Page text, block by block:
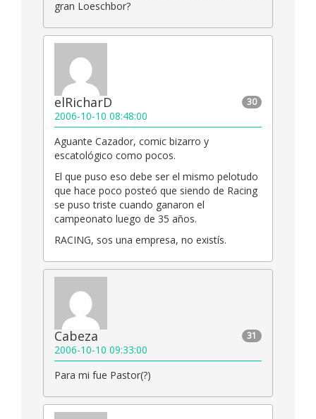
gran Loeschbor?
30
elRicharD
2006-10-10 08:48:00
Aguante Cazador, comic bizarro y
escatológico como pocos.
El que puso eso debe ser el mismo pelotudo
que hace poco posteó que siendo de Racing
se puso triste cuando ganaron el
campeonato luego de 35 años.
RACING, sos una empresa, no existís.
31
Cabeza
2006-10-10 09:33:00
Para mi fue Pastor(?)